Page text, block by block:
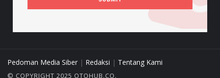
Pedoman Media Siber | Redaksi | Tentang Kami
© COPYRIGHT 2025 OTOHUB.CO.